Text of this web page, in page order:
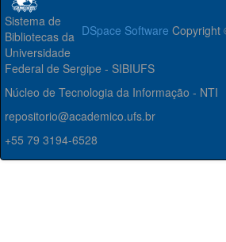
DSpace Software Copyright
Sistema de
Bibliotecas da
Universidade
Federal de Sergipe - SIBIUFS
Núcleo de Tecnologia da Informação - NTI
repositorio@academico.ufs.br
+55 79 3194-6528